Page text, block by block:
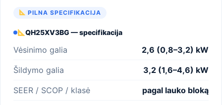
PILNA SPECIFIKACIJA
QH25XV3BG — specifikacija
Vėsinimo galia 2,6 (0,8–3,2) kW
Šildymo galia 3,2 (1,6–4,6) kW
SEER / SCOP / klasė pagal lauko bloką